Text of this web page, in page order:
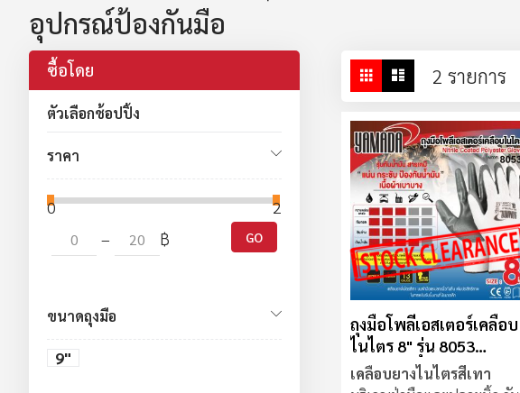
อุปกรณ์ป้องกันมือ
ใน
มุม
มอง
ตาราง รายการ
2 รายการ
ถุงมือโพลีเอสเตอร์เคลือบ
ไนไตร 8" รุ่น 8053
YAMADA
เคลือบยางไนไตรสีเทา
ซื้อโดย
ตัวเลือกช้อปปิ้ง
ราคา
0
20
–
฿ GO
ขนาดถุงมือ
9"